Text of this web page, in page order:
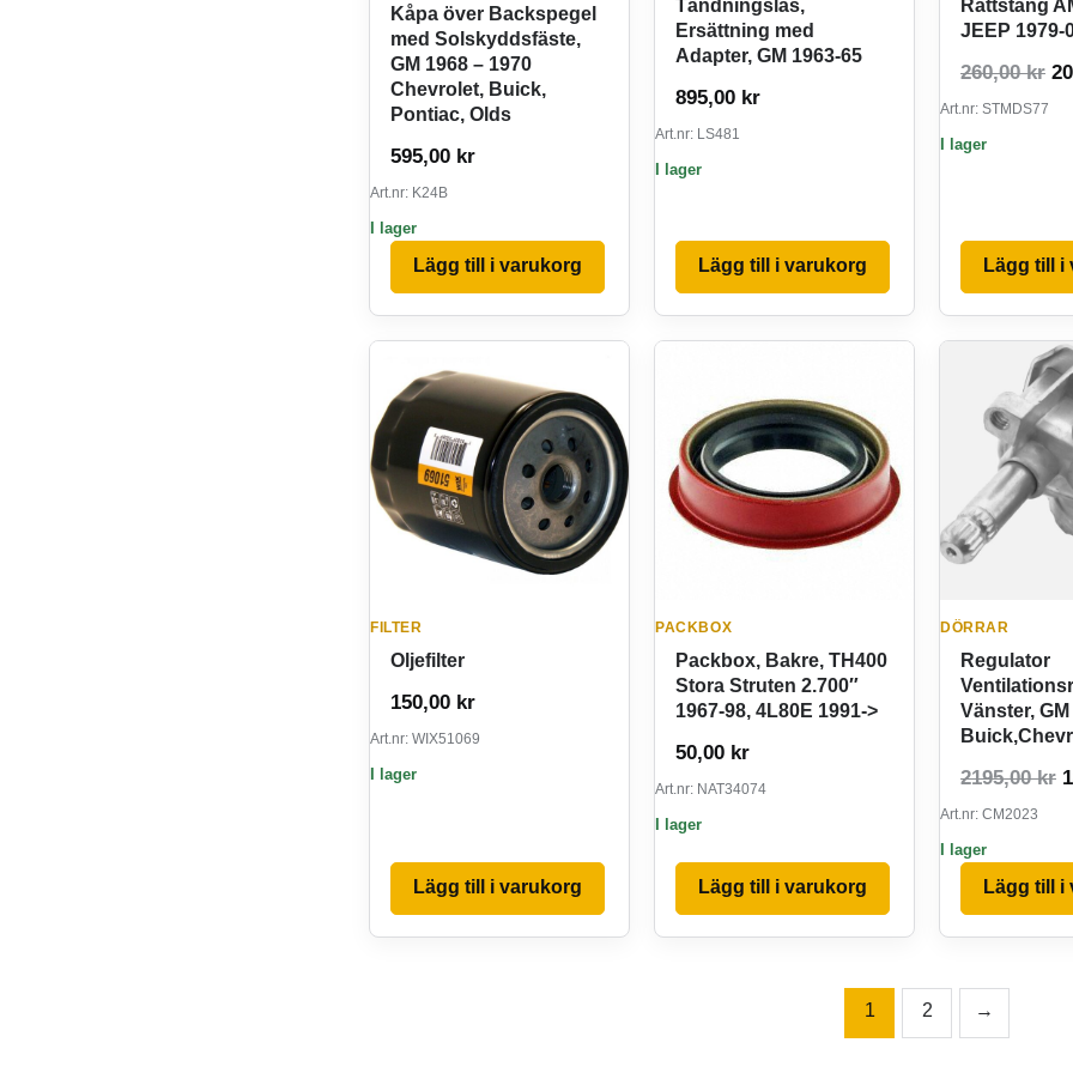
Kåpa över Backspegel
med Solskyddsfäste,
GM 1968 – 1970
Chevrolet, Buick,
Pontiac, Olds
595,00 kr
Art.nr: K24B
I lager
Lägg till i varukorg
Tändningslås,
Ersättning med
Adapter, GM 1963-65
895,00 kr
Art.nr: LS481
I lager
Lägg till i varukorg
Rattstång
JEEP 1979-
260,00kr
Art.nr: STMDS77
I lager
Lägg till i
FILTER
Oljefilter
150,00 kr
Art.nr: WIX51069
I lager
Lägg till i varukorg
PACKBOX
Packbox, Bakre, TH400
Stora Struten 2.700″
1967-98, 4L80E 1991->
50,00 kr
Art.nr: NAT34074
I lager
Lägg till i varukorg
DÖRRAR
Regulator
Vänster,
2195,00kr
Art.nr: CM2023
I lager
Lägg till i
1 2 →